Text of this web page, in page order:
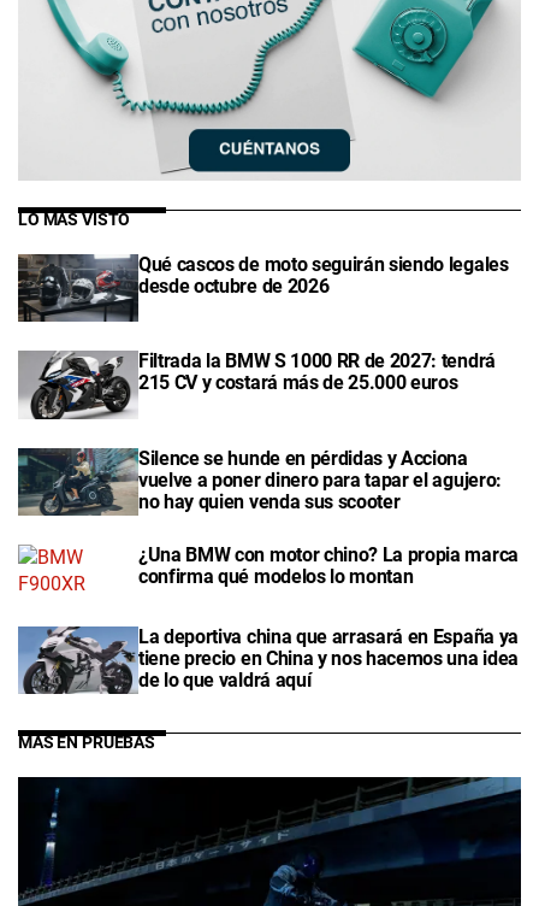
LO MÁS VISTO
Qué cascos de moto seguirán siendo legales
desde octubre de 2026
Filtrada la BMW S 1000 RR de 2027: tendrá
215 CV y costará más de 25.000 euros
Silence se hunde en pérdidas y Acciona
vuelve a poner dinero para tapar el agujero:
no hay quien venda sus scooter
¿Una BMW con motor chino? La propia marca
confirma qué modelos lo montan
La deportiva china que arrasará en España ya
tiene precio en China y nos hacemos una idea
de lo que valdrá aquí
MÁS EN PRUEBAS